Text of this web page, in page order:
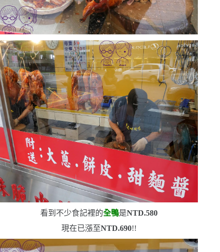
看到不少食記裡的全鴨是NTD.580
現在已漲至NTD.690!!